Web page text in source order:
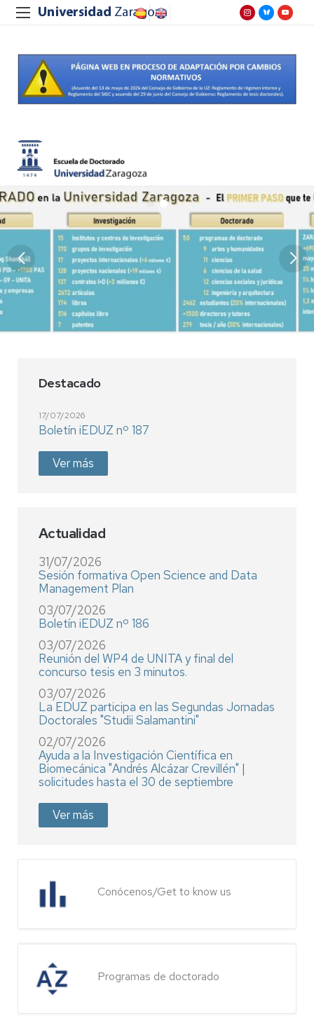
Destacado
17/07/2026
Boletín iEDUZ nº 187
Ver más
Actualidad
31/07/2026
Sesión formativa Open Science and Data
Management Plan
03/07/2026
Boletín iEDUZ nº 186
03/07/2026
Reunión del WP4 de UNITA y final del
concurso tesis en 3 minutos.
03/07/2026
La EDUZ participa en las Segundas Jornadas
Doctorales "Studii Salamantini"
02/07/2026
Ayuda a la Investigación Científica en
Biomecánica "Andrés Alcázar Crevillén" |
solicitudes hasta el 30 de septiembre
Ver más
Conócenos/Get to know us
Programas de doctorado